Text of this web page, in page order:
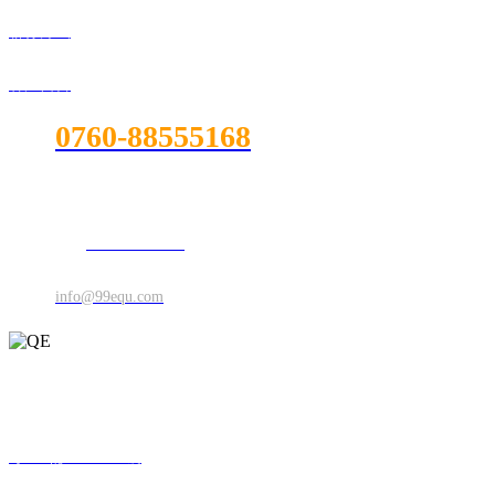
0760-88555168
info@99equ.com